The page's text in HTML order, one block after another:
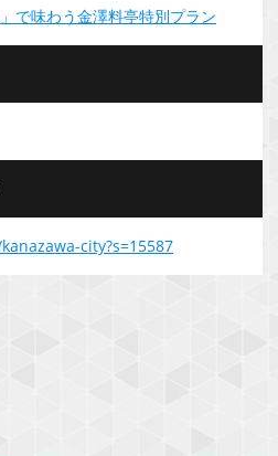
で味わう金澤料亭特別プラン
city?s=15587